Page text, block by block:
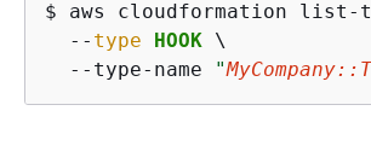
$ aws cloudformation list-
  --
type HOOK \
  --type-name
"